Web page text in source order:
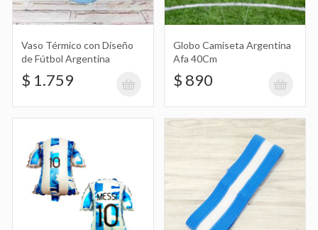
$ 719
$ 3.990
Bandera de Argentina para Autos
Vaso Térmico con Diseño
de Fútbol Argentina
$ 1.759
Globo Camiseta Argentina
Afa 40Cm
$ 890